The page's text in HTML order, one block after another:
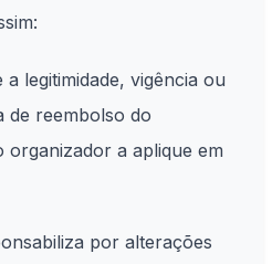
legitimidade, vigência ou
de reembolso do
organizador a aplique em
por alterações